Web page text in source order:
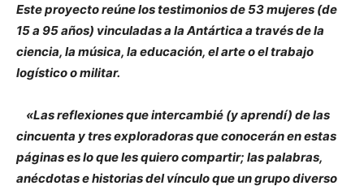
Este proyecto reúne los testimonios de 53 mujeres (de
15 a 95 años) vinculadas a la Antártica a través de la
ciencia, la música, la educación, el arte o el trabajo
logístico o militar.
«Las reflexiones que intercambié (y aprendí) de las
cincuenta y tres exploradoras que conocerán en estas
páginas es lo que les quiero compartir; las palabras,
anécdotas e historias del vínculo que un grupo diverso